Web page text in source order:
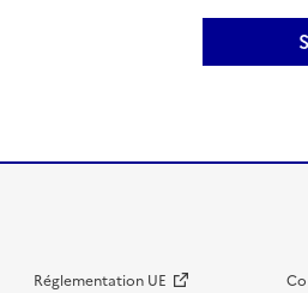
Réglementation UE